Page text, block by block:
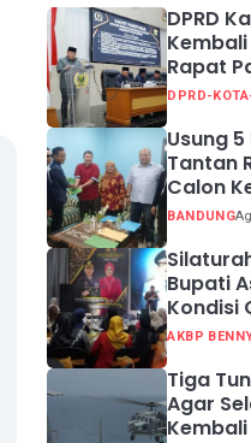
DPRD
Rapat
Sidang
DPRD-
Usung
Tantan
Calon
2026-
BANDUNG
Bupati
Kondisi
Potensi
AKBP
Tiga
Agar
Kembali